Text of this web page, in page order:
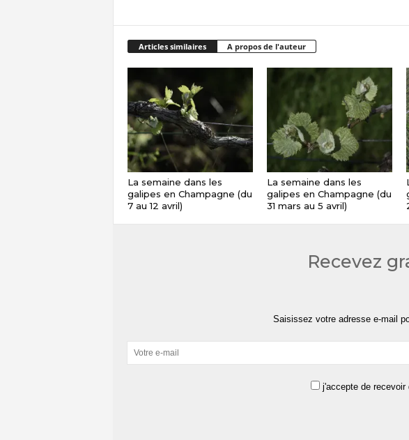
Articles similaires A propos de l'auteur
La semaine dans les
galipes en Champagne (du
7 au 12 avril)
La semaine dans les
galipes en Champagne (du
31 mars au 5 avril)
Recevez
Saisissez votre adresse e-mail
j'accepte de